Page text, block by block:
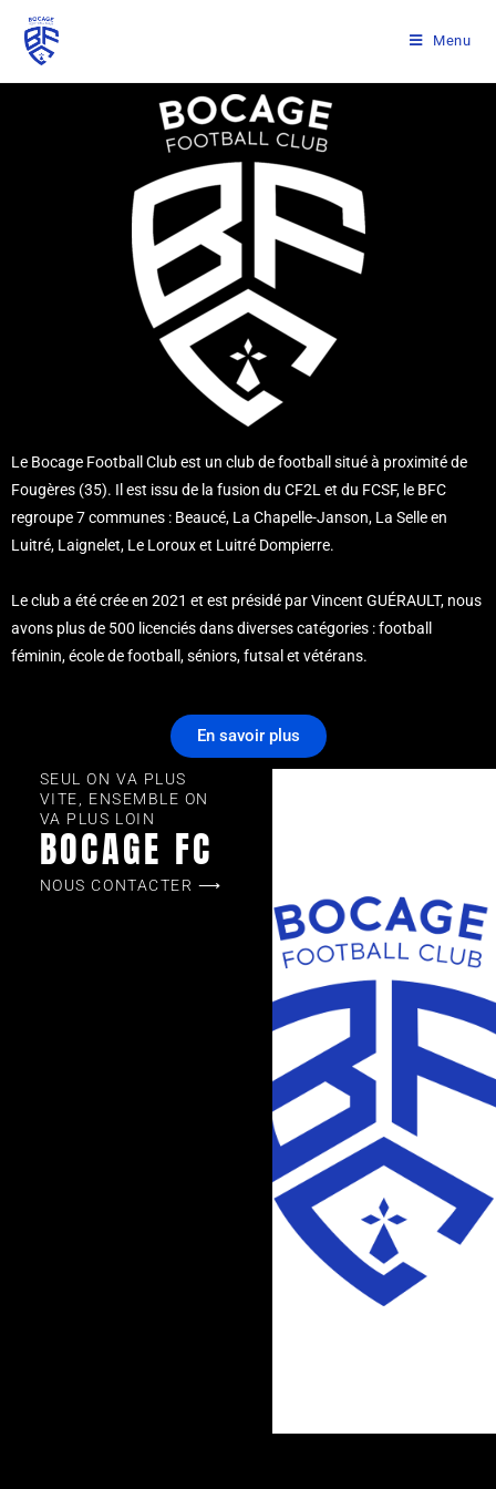
Menu
Le Bocage Football Club est un club de football situé à proximité de
Fougères (35). Il est issu de la fusion du CF2L et du FCSF, le BFC
regroupe 7 communes : Beaucé, La Chapelle-Janson, La Selle en
Luitré, Laignelet, Le Loroux et Luitré Dompierre.
Le club a été crée en 2021 et est présidé par Vincent GUÉRAULT, nous
avons plus de 500 licenciés dans diverses catégories : football
féminin, école de football, séniors, futsal et vétérans.
En savoir plus
SEUL ON VA PLUS
VITE, ENSEMBLE ON
VA PLUS LOIN
BOCAGE FC
NOUS CONTACTER ⟶